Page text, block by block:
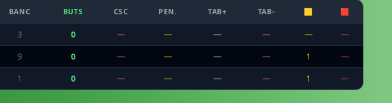
BANC BUTS CSC PEN. TAB+ TAB- 🟨 🟥
3 0 — — — — —
—
9 0 — — — — 1
—
1 0 — — — — 1 —